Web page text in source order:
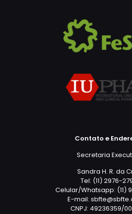
Contato e
Secretaria
Sandra H. R. da
Tel: (11) 2976-
Celular/Whatsapp: (11)
E-mail:
CNPJ: 49236359/